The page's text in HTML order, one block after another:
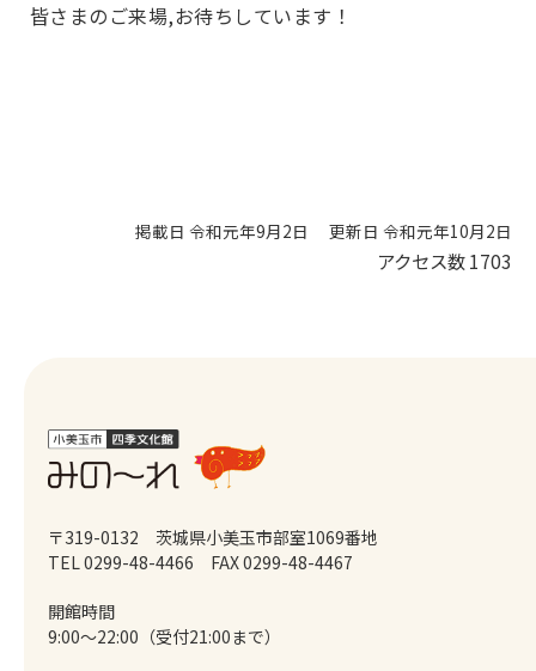
皆さまのご来場,お待ちしています！
掲載日 令和元年9月2日 更新日 令和元年10月2日
アクセス数1703
〒319-0132 茨城県小美玉市部室1069番地
TEL 0299-48-4466
FAX 0299-48-4467
開館時間
9:00～22:00（受付21:00まで）